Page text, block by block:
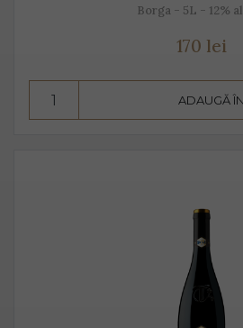
Borga - 5L - 12%
170 lei
ADAUGĂ